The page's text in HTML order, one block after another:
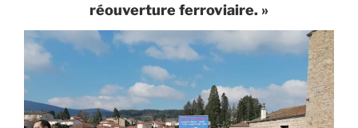
réouverture ferroviaire. »